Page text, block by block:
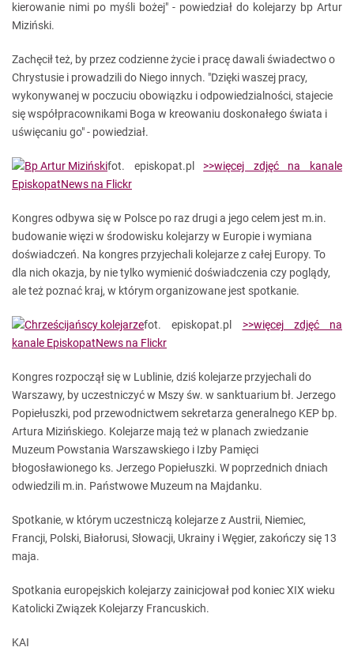
kierowanie nimi po myśli bożej" - powiedział do kolejarzy bp Artur
Miziński.
Zachęcił też, by przez codzienne życie i pracę dawali świadectwo o
Chrystusie i prowadzili do Niego innych. "Dzięki waszej pracy,
wykonywanej w poczuciu obowiązku i odpowiedzialności, stajecie
się współpracownikami Boga w kreowaniu doskonałego świata i
uświęcaniu go" - powiedział.
fot. episkopat.pl >>więcej zdjęć na kanale
EpiskopatNews na Flickr
Kongres odbywa się w Polsce po raz drugi a jego celem jest m.in.
budowanie więzi w środowisku kolejarzy w Europie i wymiana
doświadczeń. Na kongres przyjechali kolejarze z całej Europy. To
dla nich okazja, by nie tylko wymienić doświadczenia czy poglądy,
ale też poznać kraj, w którym organizowane jest spotkanie.
fot. episkopat.pl >>więcej zdjęć na
kanale EpiskopatNews na Flickr
Kongres rozpoczął się w Lublinie, dziś kolejarze przyjechali do
Warszawy, by uczestniczyć w Mszy św. w sanktuarium bł. Jerzego
Popiełuszki, pod przewodnictwem sekretarza generalnego KEP bp.
Artura Mizińskiego. Kolejarze mają też w planach zwiedzanie
Muzeum Powstania Warszawskiego i Izby Pamięci
błogosławionego ks. Jerzego Popiełuszki. W poprzednich dniach
odwiedzili m.in. Państwowe Muzeum na Majdanku.
Spotkanie, w którym uczestniczą kolejarze z Austrii, Niemiec,
Francji, Polski, Białorusi, Słowacji, Ukrainy i Węgier, zakończy się 13
maja.
Spotkania europejskich kolejarzy zainicjował pod koniec XIX wieku
Katolicki Związek Kolejarzy Francuskich.
KAI